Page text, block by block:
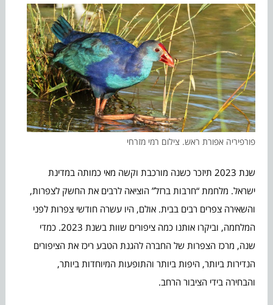
פורפיריה אפורת ראש. צילום רמי מזרחי
שנת 2023 תיזכר כשנה מורכבת וקשה מאי כמותה במדינת
ישראל. מלחמת “חרבות ברזל” הוציאה לרבים את החשק לצפרות,
והשאירה צפרים רבים בבית. אולם, היו עשרה חודשי צפרות לפני
המלחמה, וביקרו אותנו כמה ציפורים שוות בשנת 2023. כמדי
שנה, מרכז הצפרות של החברה להגנת הטבע ריכז את הציפורים
הנדירות ביותר, היפות ביותר והתופעות המיוחדות ביותר,
והבחירה בידי הציבור הרחב.